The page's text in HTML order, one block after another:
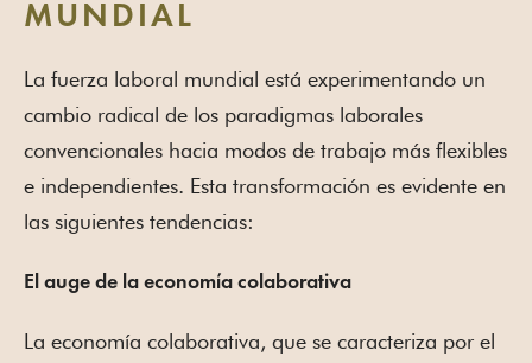
MUNDIAL
La fuerza laboral mundial está experimentando un
cambio radical de los paradigmas laborales
convencionales hacia modos de trabajo más flexibles
e independientes. Esta transformación es evidente en
las siguientes tendencias:
El auge de la economía colaborativa
La economía colaborativa, que se caracteriza por el